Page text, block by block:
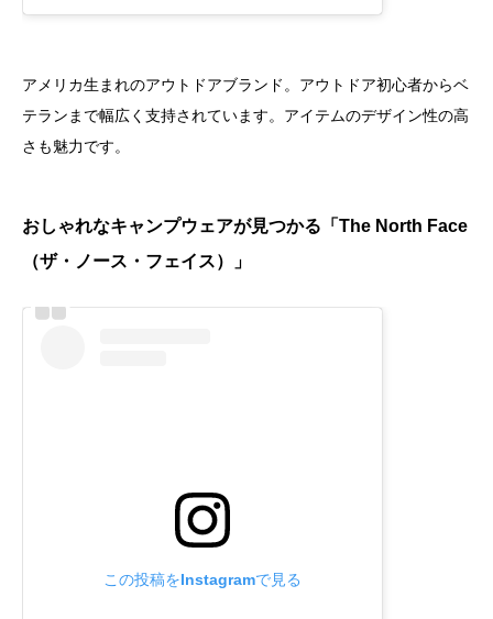
アメリカ生まれのアウトドアブランド。アウトドア初心者からベ
テランまで幅広く支持されています。アイテムのデザイン性の高
さも魅力です。
おしゃれなキャンプウェアが見つかる「The North Face
（ザ・ノース・フェイス）」
この投稿をInstagramで見る